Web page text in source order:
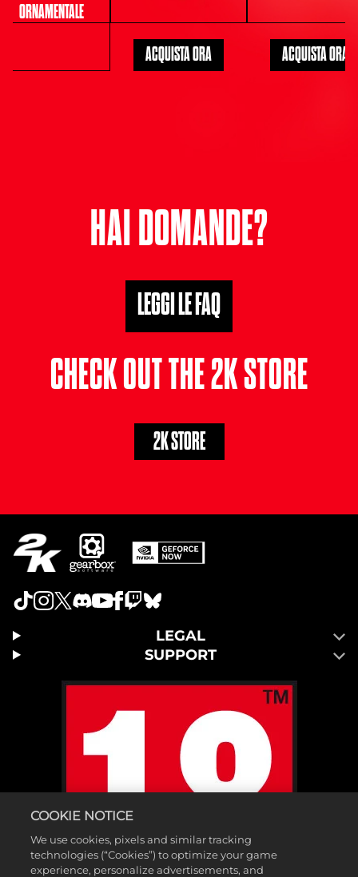
ORNAMENTALE
ACQUISTA ORA ACQUISTA ORA
HAI DOMANDE?
LEGGI LE FAQ
CHECK OUT THE 2K STORE
2K STORE
LEGAL
SUPPORT
COOKIE NOTICE
We use cookies, pixels and similar tracking
technologies (“Cookies”) to optimize your game
experience, personalize advertisements, and